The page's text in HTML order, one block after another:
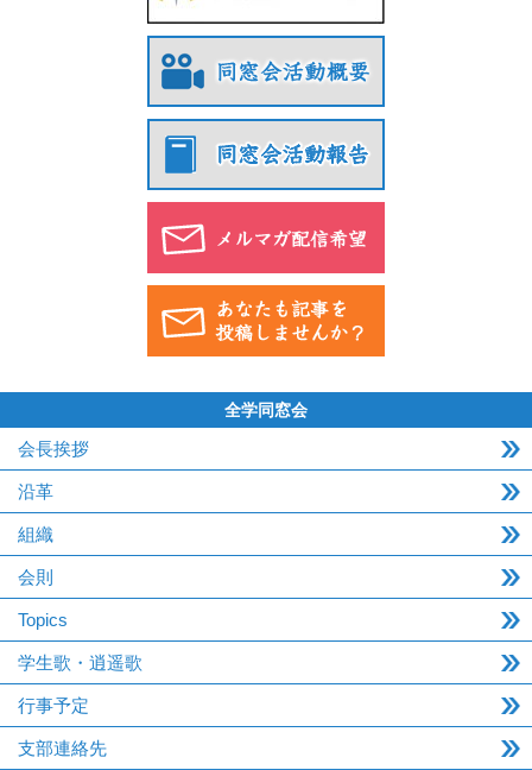
全学同窓会
会長挨拶
沿革
組織
会則
Topics
学生歌・逍遥歌
行事予定
支部連絡先